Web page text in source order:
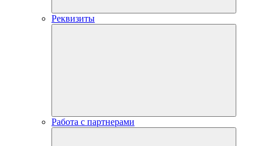
Реквизиты
Работа с партнерами